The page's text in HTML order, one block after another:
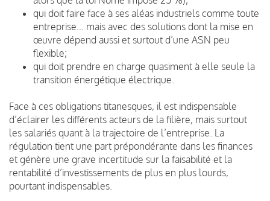
qui doit faire face à ses aléas industriels comme toute
entreprise… mais avec des solutions dont la mise en
œuvre dépend aussi et surtout d’une ASN peu
flexible;
qui doit prendre en charge quasiment à elle seule la
transition énergétique électrique.
Face à ces obligations titanesques, il est indispensable
d’éclairer les différents acteurs de la filière, mais surtout
les salariés quant à la trajectoire de l’entreprise. La
régulation tient une part prépondérante dans les finances
et génère une grave incertitude sur la faisabilité et la
rentabilité d’investissements de plus en plus lourds,
pourtant indispensables.